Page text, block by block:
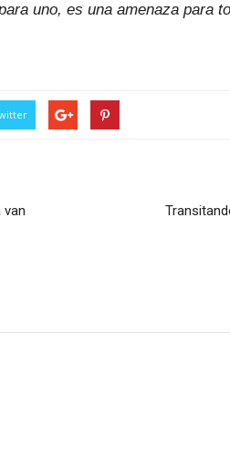
uno, es una amenaza para
van